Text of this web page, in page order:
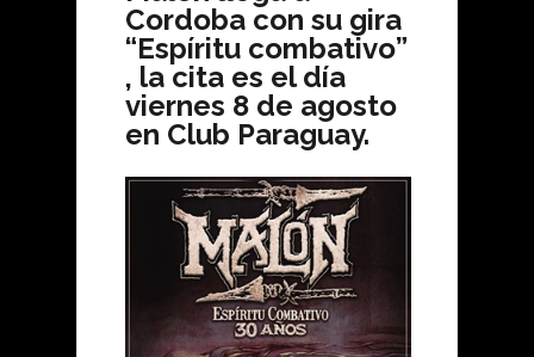
Cordoba con su gira
“Espíritu combativo”
, la cita es el día
viernes 8 de agosto
en Club Paraguay.